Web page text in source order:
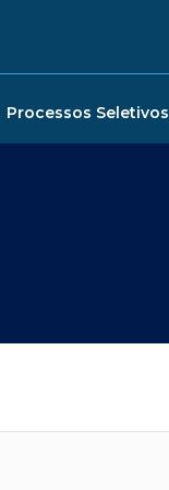
Processos Seletivos